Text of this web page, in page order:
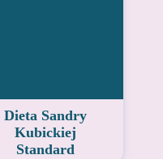
Dieta Sandry
Kubickiej
Standard